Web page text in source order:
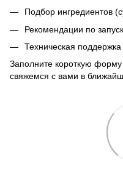
Подбор ингредиентов
Рекомендации по
Техническая
Заполните короткую
свяжемся с вами в